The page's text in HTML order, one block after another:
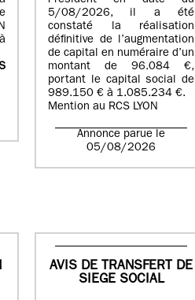
5/08/2026, il a été
constaté la réalisation
définitive de l’augmentation
de capital en numéraire d’un
montant de 96.084 €,
portant le capital social de
989.150 € à 1.085.234 €.
Mention au RCS LYON
Annonce parue le
05/08/2026
AVIS DE TRANSFERT DE
SIEGE SOCIAL